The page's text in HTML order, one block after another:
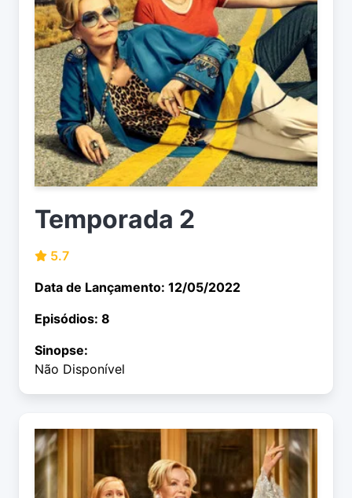
Temporada 2
5.7
Data de Lançamento: 12/05/2022
Episódios: 8
Sinopse:
Não Disponível